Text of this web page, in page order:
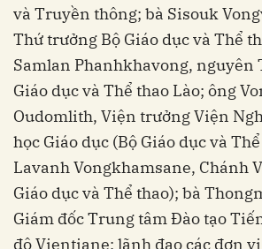
và Truyền thông; bà Sisouk
Thứ trưởng Bộ Giáo dục và Thể
Samlan Phanhkhavong, nguyên
Giáo dục và Thể thao Lào; ông
Oudomlith, Viện trưởng Viện
học Giáo dục (Bộ Giáo dục và
Lavanh Vongkhamsane, Chánh
Giáo dục và Thể thao); bà
Giám đốc Trung tâm Đào tạo
đô Vientiane; lãnh đạo các đơn